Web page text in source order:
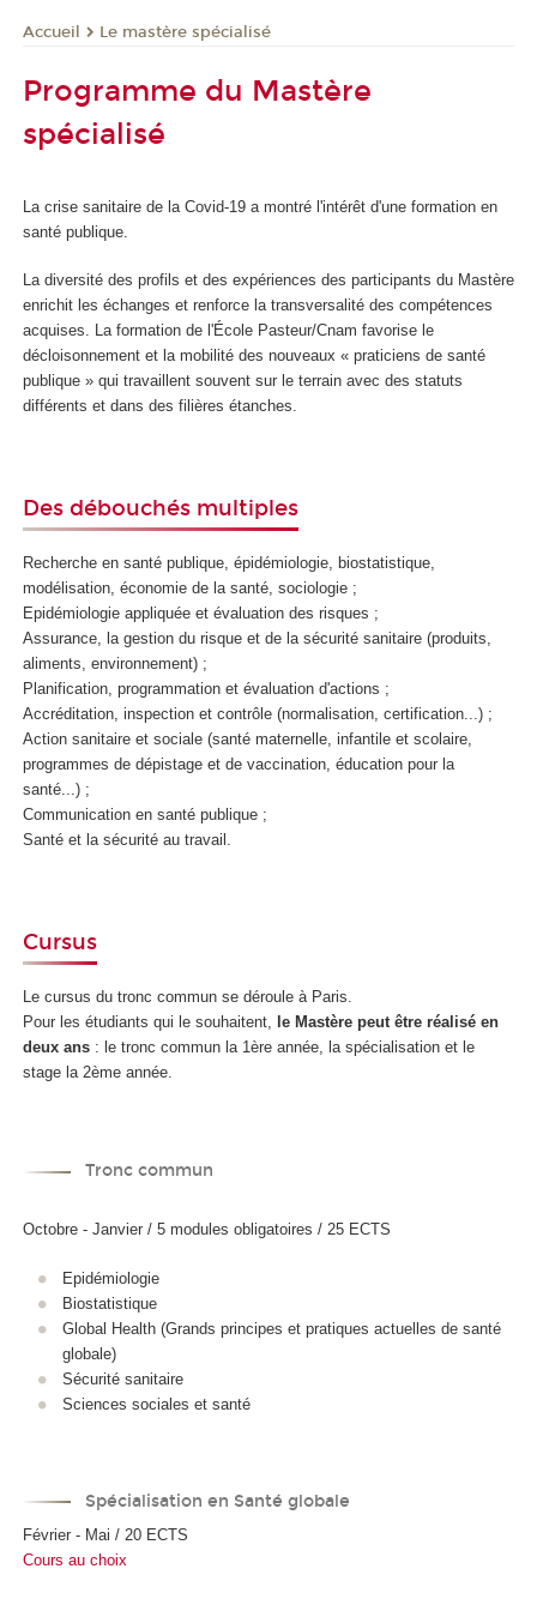
Accueil Le mastère spécialisé
Programme du Mastère
spécialisé
La crise sanitaire de la Covid-19 a montré l'intérêt d'une formation en
santé publique.
La diversité des profils et des expériences des participants du Mastère
enrichit les échanges et renforce la transversalité des compétences
acquises. La formation de l'École Pasteur/Cnam favorise le
décloisonnement et la mobilité des nouveaux « praticiens de santé
publique » qui travaillent souvent sur le terrain avec des statuts
différents et dans des filières étanches.
Des débouchés multiples
Recherche en santé publique, épidémiologie, biostatistique,
modélisation, économie de la santé, sociologie ;
Epidémiologie appliquée et évaluation des risques ;
Assurance, la gestion du risque et de la sécurité sanitaire (produits,
aliments, environnement) ;
Planification, programmation et évaluation d'actions ;
Accréditation, inspection et contrôle (normalisation, certification...) ;
Action sanitaire et sociale (santé maternelle, infantile et scolaire,
programmes de dépistage et de vaccination, éducation pour la
santé...) ;
Communication en santé publique ;
Santé et la sécurité au travail.
Cursus
Le cursus du tronc commun se déroule à Paris.
Pour les étudiants qui le souhaitent, le Mastère peut être réalisé en
deux ans : le tronc commun la 1ère année, la spécialisation et le
stage la 2ème année.
Tronc commun
Octobre - Janvier / 5 modules obligatoires / 25 ECTS
Epidémiologie
Biostatistique
Global Health (Grands principes et pratiques actuelles de santé
globale)
Sécurité sanitaire
Sciences sociales et santé
Spécialisation en Santé globale
Février - Mai / 20 ECTS
Cours au choix